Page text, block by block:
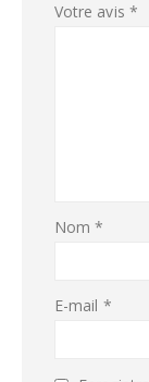
Votre avis *
Nom*
E-mail *